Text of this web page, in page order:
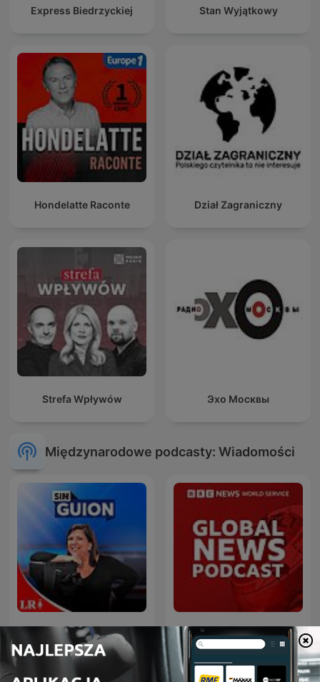
Express Biedrzyckiej Stan Wyjątkowy
Hondelatte Raconte Dział Zagraniczny
Strefa Wpływów Эхо Москвы
Międzynarodowe podcasty: Wiadomości
La Republica - Sin guion Global News Podcast